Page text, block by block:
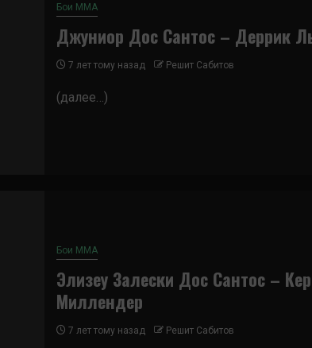
Бои ММА
Джуниор Дос Сантос – Деррик
7 лет тому назад Решит Сабитов
(далее…)
Бои ММА
Элизеу Залески Дос Сантос –
Миллендер
7 лет тому назад Решит Сабитов